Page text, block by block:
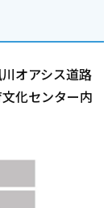
オアシス道路
化センター内